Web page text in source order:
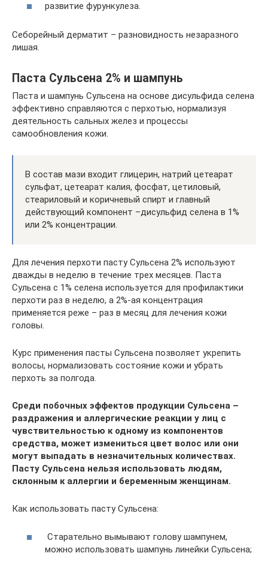
развитие фурункулеза.
Себорейный дерматит – разновидность незаразного
лишая.
Паста Сульсена 2% и шампунь
Паста и шампунь Сульсена на основе дисульфида селена
эффективно справляются с перхотью, нормализуя
деятельность сальных желез и процессы
самообновления кожи.
В состав мази входит глицерин, натрий цетеарат
сульфат, цетеарат калия, фосфат, цетиловый,
стеариловый и коричневый спирт и главный
действующий компонент –дисульфид селена в 1%
или 2% концентрации.
Для лечения перхоти пасту Сульсена 2% используют
дважды в неделю в течение трех месяцев. Паста
Сульсена с 1% селена используется для профилактики
перхоти раз в неделю, а 2%-ая концентрация
применяется реже – раз в месяц для лечения кожи
головы.
Курс применения пасты Сульсена позволяет укрепить
волосы, нормализовать состояние кожи и убрать
перхоть за полгода.
Среди побочных эффектов продукции Сульсена –
раздражения и аллергические реакции у лиц с
чувствительностью к одному из компонентов
средства, может измениться цвет волос или они
могут выпадать в незначительных количествах.
Пасту Сульсена нельзя использовать людям,
склонным к аллергии и беременным женщинам.
Как использовать пасту Сульсена:
Старательно вымывают голову шампунем,
можно использовать шампунь линейки Сульсена;